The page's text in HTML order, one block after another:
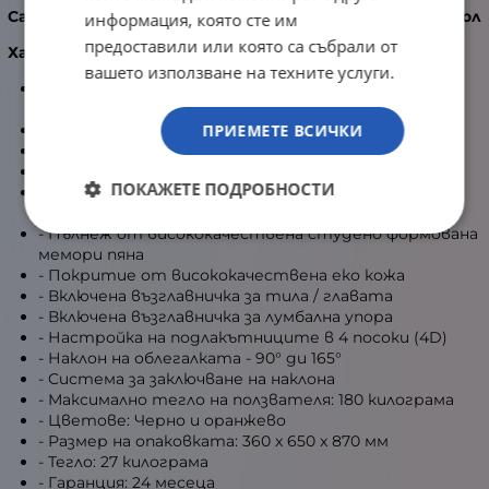
Canyon Corax CND-SGCH5 Ергономичен геймърски стол
Характеристики:
- Цялостна метална рамка с дебелина 1.5
- Метална основа с 5 лъча
- 60 милиметрови полиутеранови колелца
- Мултифункционален механизъм за балансиране и
- Пълнеж от висококачествена студено формована
мемори пяна
- Покритие от висококачествена еко кожа
- Включена възглавничка за тила / главата
- Включена възглавничка за лумбална упора
- Настройка на подлакътниците в 4 посоки (4D)
- Наклон на облегалката - 90° ди 165°
- Система за заключване на наклона
- Максимално тегло на ползвателя: 180 килограма
- Цветове: Черно и оранжево
- Размер на опаковката: 360 x 650 x 870 мм
- Тегло: 27 килограма
- Гаранция: 24 месеца
информация, която сте им
предоставили или която са събрали от
вашето използване на техните услуги.
ПРИЕМЕТЕ ВСИЧКИ
ПОКАЖЕТЕ ПОДРОБНОСТИ